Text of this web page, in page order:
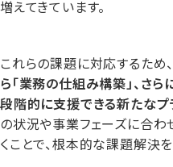
増えてきています。
これらの課題に対応するため
ら「業務の仕組み構築」、さ
段階的に支援できる新たなプ
の状況や事業フェーズに合
くことで、根本的な課題解決